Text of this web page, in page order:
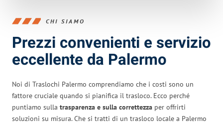
CHI SIAMO
Prezzi convenienti e servizio
eccellente da Palermo
Noi di Traslochi Palermo comprendiamo che i costi sono un
fattore cruciale quando si pianifica il trasloco. Ecco perché
puntiamo sulla trasparenza e sulla correttezza per offrirti
soluzioni su misura. Che si tratti di un trasloco locale a Palermo